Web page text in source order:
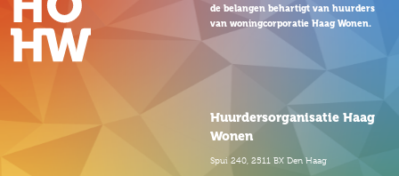
de belangen behartigt van huurders
van woningcorporatie Haag Wonen.
Huurdersorganisatie Haag
Wonen
Spui 240, 2511 BX Den Haag